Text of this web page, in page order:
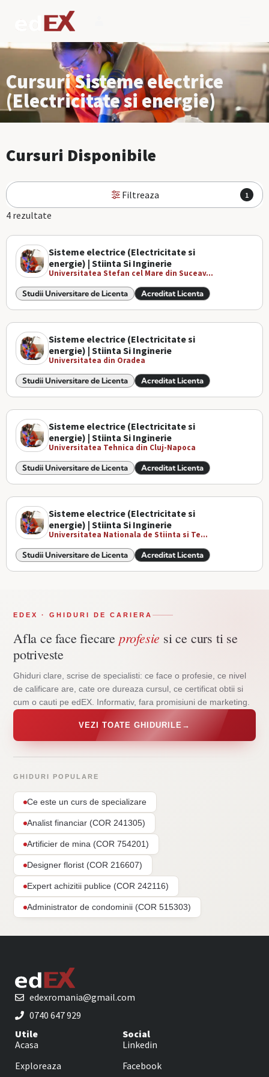
Cursuri Sisteme electrice
(Electricitate si energie)
Cursuri Disponibile
Filtreaza 1
4 rezultate
Sisteme electrice (Electricitate si
energie) | Stiinta Si Inginerie
Universitatea Stefan cel Mare din Suceav...
Studii Universitare de Licenta Acreditat Licenta
Sisteme electrice (Electricitate si
energie) | Stiinta Si Inginerie
Universitatea din Oradea
Studii Universitare de Licenta Acreditat Licenta
Sisteme electrice (Electricitate si
energie) | Stiinta Si Inginerie
Universitatea Tehnica din Cluj-Napoca
Studii Universitare de Licenta Acreditat Licenta
Sisteme electrice (Electricitate si
energie) | Stiinta Si Inginerie
Universitatea Nationala de Stiinta si Te...
Studii Universitare de Licenta Acreditat Licenta
EDEX · GHIDURI DE CARIERA
Afla ce face fiecare profesie si ce curs ti se
potriveste
Ghiduri clare, scrise de specialisti: ce face o profesie, ce nivel
de calificare are, cate ore dureaza cursul, ce certificat obtii si
cum o cauti pe edEX. Informativ, fara promisiuni de marketing.
VEZI TOATE GHIDURILE →
GHIDURI POPULARE
Ce este un curs de specializare
Analist financiar (COR 241305)
Artificier de mina (COR 754201)
Designer florist (COR 216607)
Expert achizitii publice (COR 242116)
Administrator de condominii (COR 515303)
edexromania@gmail.com
0740 647 929
Utile
Acasa
Exploreaza
Social
Linkedin
Facebook